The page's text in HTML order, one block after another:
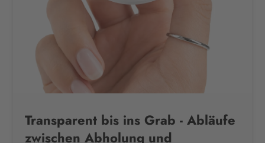
Transparent bis ins Grab - Abläufe
zwischen Abholung und